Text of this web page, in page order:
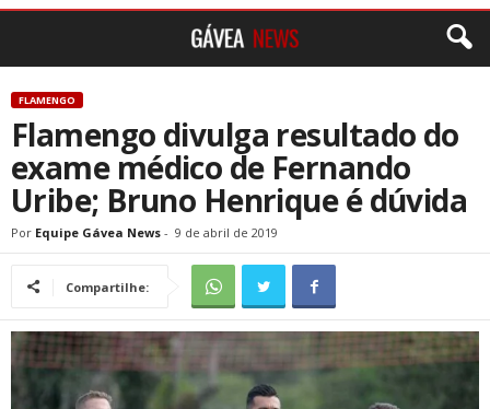
FLAMENGO
Flamengo divulga resultado do
exame médico de Fernando
Uribe; Bruno Henrique é dúvida
Por Equipe Gávea News - 9 de abril de 2019
Compartilhe: